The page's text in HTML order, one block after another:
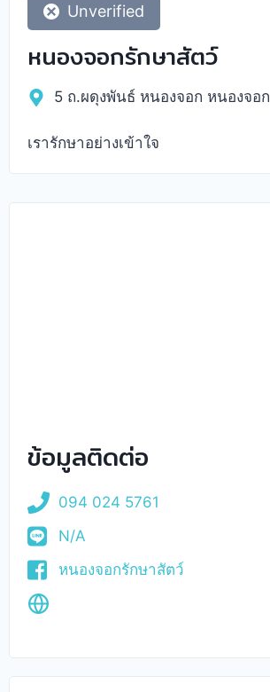
Unverified
หนองจอกรักษาสัตว์
5 ถ.ผดุงพันธ์ หนองจอก หนองจอก
เรารักษาอย่างเข้าใจ
ข้อมูลติดต่อ
094 024 5761
N/A
หนองจอกรักษาสัตว์